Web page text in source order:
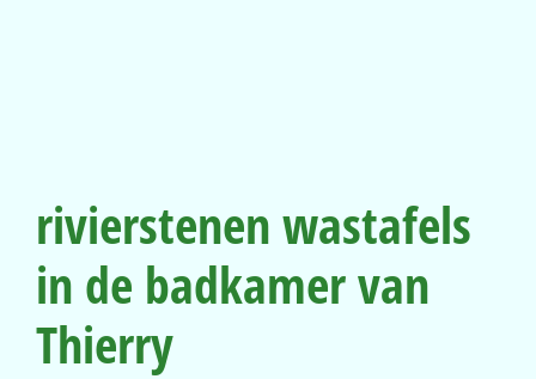
rivierstenen wastafels
in de badkamer van
Thierry